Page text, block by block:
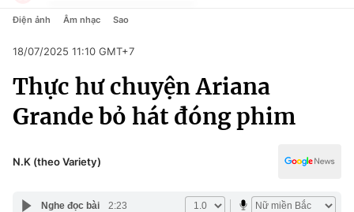
Chuyên mục
Chính trị
Pháp luật
Chính trị
Pháp luật
Kinh tế
Thể thao
Truyền hình
Y tế
Công nghệ
Điện ảnh Âm nhạc Sao
18/07/2025 11:10 GMT+7
Thực hư chuyện Ariana
Grande bỏ hát đóng phim
N.K (theo Variety)
Nghe đọc bài 2:23